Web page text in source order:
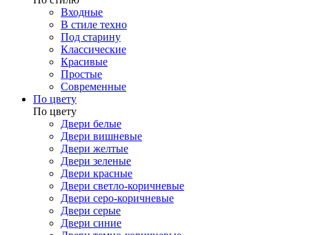
Входные
В стиле техно
Под старину
Классические
Красивые
Простые
Современные
По цвету
По цвету
Двери белые
Двери вишневые
Двери желтые
Двери зеленые
Двери красные
Двери светло-коричневые
Двери серо-коричневые
Двери серые
Двери синие